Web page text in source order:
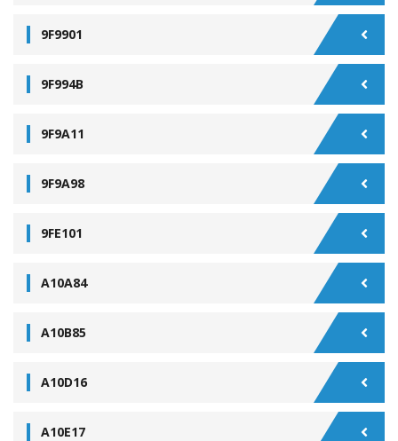
9F9901
9F994B
9F9A11
9F9A98
9FE101
A10A84
A10B85
A10D16
A10E17